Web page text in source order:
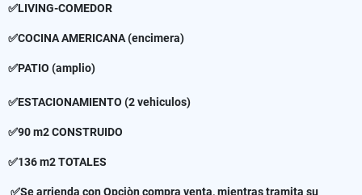
✅LIVING-COMEDOR
✅COCINA AMERICANA (encimera)
✅PATIO (amplio)
✅ESTACIONAMIENTO (2 vehiculos)
✅90 m2 CONSTRUIDO
✅136 m2 TOTALES
✅Se arrienda con Opciòn compra venta, mientras tramita su